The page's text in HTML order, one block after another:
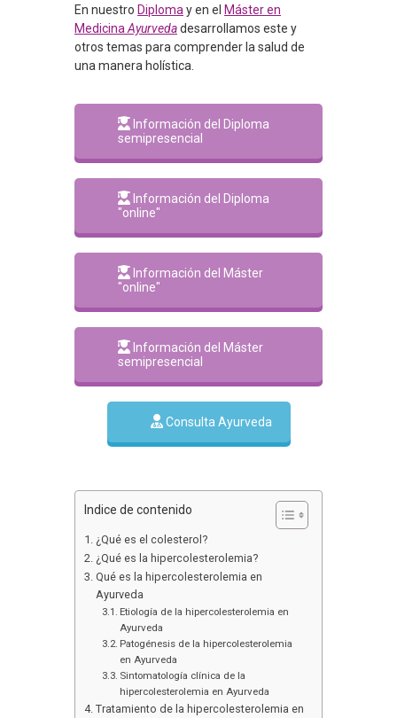
En nuestro Diploma y en el Máster en
Medicina Ayurvedadesarrollamos este y
otros temas para comprender la salud de
una manera holística.
Información del Diploma
semipresencial
Información del Diploma
"online"
Información del Máster
"online"
Información del Máster
semipresencial
Consulta Ayurveda
Indice de contenido
¿Qué es el colesterol?
¿Qué es la hipercolesterolemia?
Qué es la hipercolesterolemia en
Ayurveda
Etiología de la hipercolesterolemia en
Ayurveda
Patogénesis de la hipercolesterolemia
en Ayurveda
Sintomatología clínica de la
hipercolesterolemia en Ayurveda
Tratamiento de la hipercolesterolemia en